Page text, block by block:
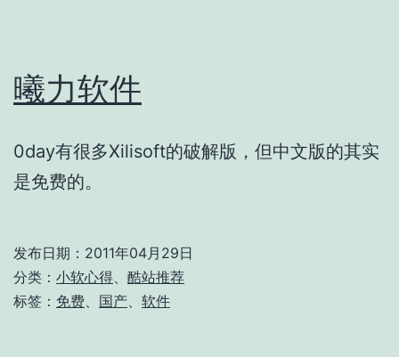
曦力软件
0day有很多Xilisoft的破解版，但中文版的其实
是免费的。
发布日期： 2011年04月29日
分类： 小软心得
酷站推荐
标签： 免费 国产 软件